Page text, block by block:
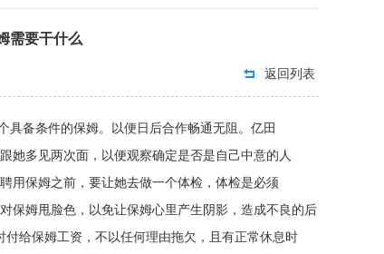
需要干什么
返回列表
个具备条件的保姆。以便日后合作畅通无阻。亿田
多见两次面，以便观察确定是否是自己中意的人
保姆之前，要让她去做一个体检，体检是必须
姆甩脸色，以免让保姆心里产生阴影，造成不良的后
给保姆工资，不以任何理由拖欠，且有正常休息时